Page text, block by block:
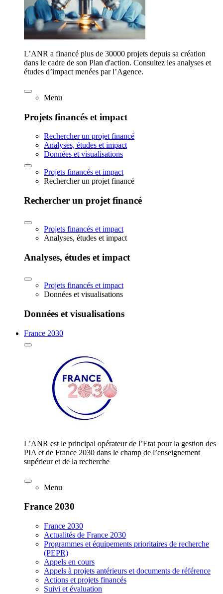
L’ANR a financé plus de 30000 projets depuis sa création
dans le cadre de son Plan d'action. Consultez les analyses et
études d’impact menées par l’Agence.
Menu
Projets financés et impact
Rechercher un projet financé
Analyses, études et impact
Données et visualisations
Projets financés et impact
Rechercher un projet financé
Rechercher un projet financé
Projets financés et impact
Analyses, études et impact
Analyses, études et impact
Projets financés et impact
Données et visualisations
Données et visualisations
France 2030
L’ANR est le principal opérateur de l’Etat pour la gestion des
PIA et de France 2030 dans le champ de l’enseignement
supérieur et de la recherche
Menu
France 2030
France 2030
Actualités de France 2030
Programmes et équipements prioritaires de recherche
(PEPR)
Appels en cours
Appels à projets antérieurs et documents de référence
Actions et projets financés
Suivi et évaluation